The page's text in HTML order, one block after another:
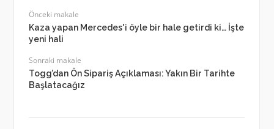
Önceki makale
Kaza yapan Mercedes'i öyle bir hale getirdi ki… İşte
yeni hali
Sonraki makale
Togg’dan Ön Sipariş Açıklaması: Yakın Bir Tarihte
Başlatacağız